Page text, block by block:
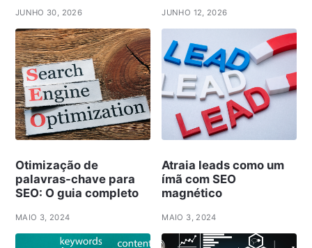
JUNHO 30, 2026 JUNHO 12, 2026
Otimização de
palavras-chave para
SEO: O guia completo
MAIO 3, 2024
Atraia leads como um
ímã com SEO
magnético
MAIO 3, 2024